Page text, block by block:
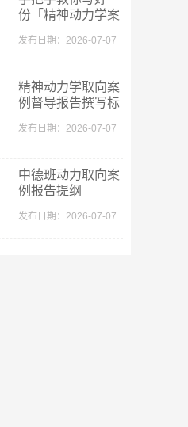
份「精神动力学案
发布日期：2026-07-07
精神动力学取向案
例督导报告撰写标
发布日期：2026-07-07
中德班动力取向案
例报告提纲
发布日期：2026-07-07